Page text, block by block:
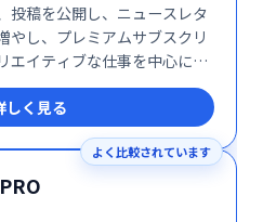
投稿を公開し、ニュースレタ
やし、プレミアムサブスクリ
エイティブな仕事を中心に持
します。Ghost 4.0はそれを
のことを実行します。
しく見る
よく比較されています